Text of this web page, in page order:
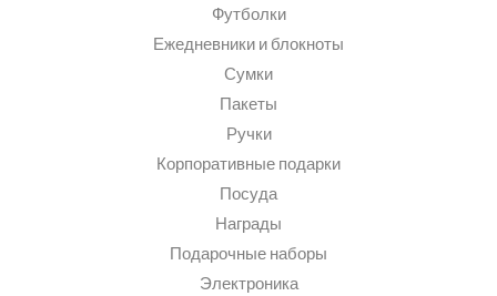
Футболки
Ежедневники и блокноты
Сумки
Пакеты
Ручки
Корпоративные подарки
Посуда
Награды
Подарочные наборы
Электроника